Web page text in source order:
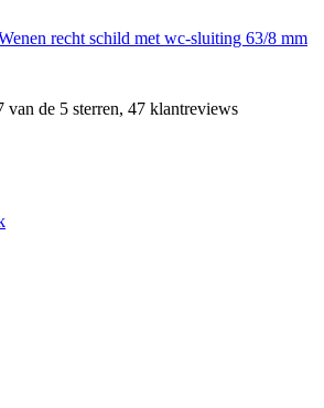
recht schild met wc-sluiting 63/8 mm
van de 5 sterren, 47 klantreviews